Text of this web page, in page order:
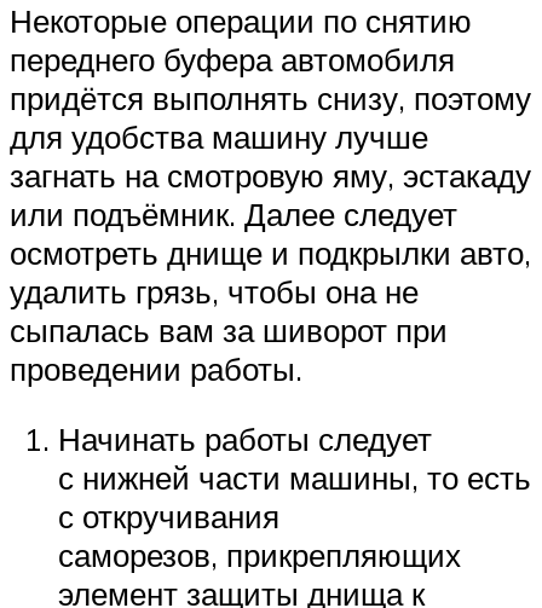
Некоторые операции по снятию
переднего буфера автомобиля
придётся выполнять снизу, поэтому
для удобства машину лучше
загнать на смотровую яму, эстакаду
или подъёмник. Далее следует
осмотреть днище и подкрылки авто,
удалить грязь, чтобы она не
сыпалась вам за шиворот при
проведении работы.
Начинать работы следует
с нижней части машины, то есть
с откручивания
саморезов, прикрепляющих
элемент защиты днища к